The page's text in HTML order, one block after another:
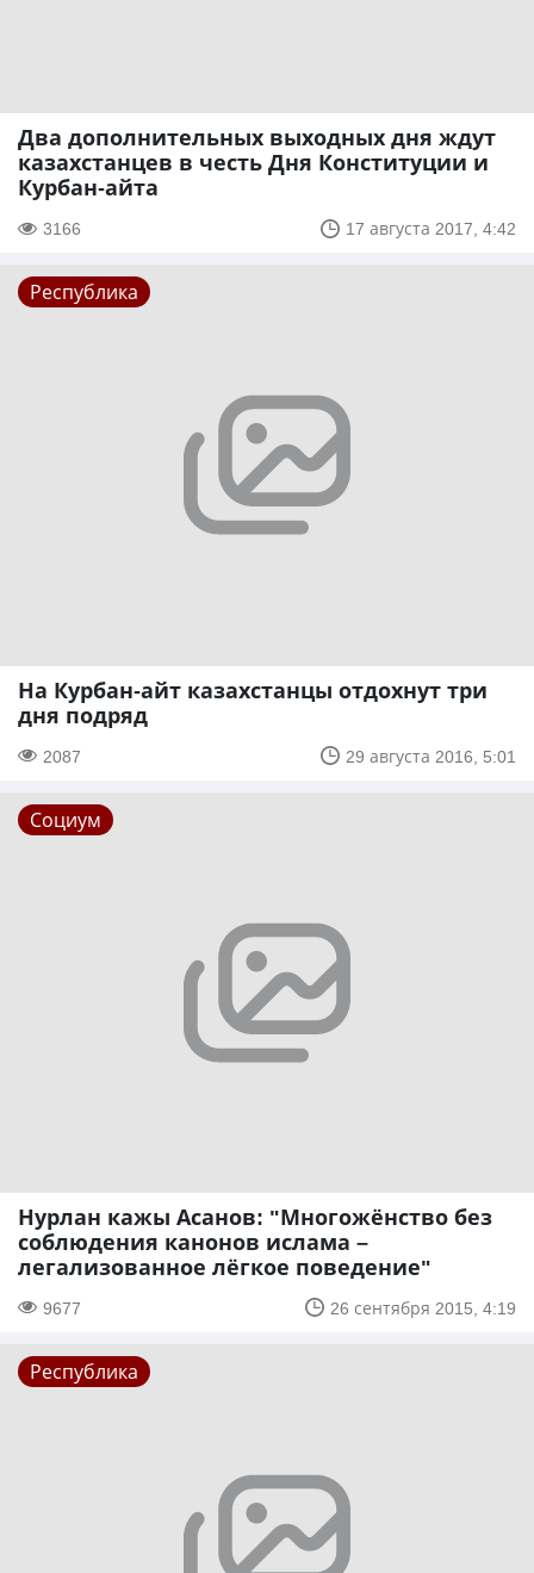
Два дополнительных выходных дня ждут
казахстанцев в честь Дня Конституции и
Курбан-айта
3166 17 августа 2017, 4:42
Республика
На Курбан-айт казахстанцы отдохнут три
дня подряд
2087 29 августа 2016, 5:01
Социум
Нурлан кажы Асанов: "Многожёнство без
соблюдения канонов ислама –
легализованное лёгкое поведение"
9677 26 сентября 2015, 4:19
Республика